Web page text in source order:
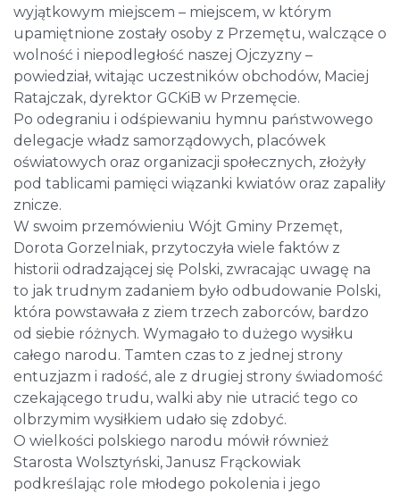
wyjątkowym miejscem – miejscem, w którym
upamiętnione zostały osoby z Przemętu, walczące o
wolność i niepodległość naszej Ojczyzny –
powiedział, witając uczestników obchodów, Maciej
Ratajczak, dyrektor GCKiB w Przemęcie.
Po odegraniu i odśpiewaniu hymnu państwowego
delegacje władz samorządowych, placówek
oświatowych oraz organizacji społecznych, złożyły
pod tablicami pamięci wiązanki kwiatów oraz zapaliły
znicze.
W swoim przemówieniu Wójt Gminy Przemęt,
Dorota Gorzelniak, przytoczyła wiele faktów z
historii odradzającej się Polski, zwracając uwagę na
to jak trudnym zadaniem było odbudowanie Polski,
która powstawała z ziem trzech zaborców, bardzo
od siebie różnych. Wymagało to dużego wysiłku
całego narodu. Tamten czas to z jednej strony
entuzjazm i radość, ale z drugiej strony świadomość
czekającego trudu, walki aby nie utracić tego co
olbrzymim wysiłkiem udało się zdobyć.
O wielkości polskiego narodu mówił również
Starosta Wolsztyński, Janusz Frąckowiak
podkreślając role młodego pokolenia i jego